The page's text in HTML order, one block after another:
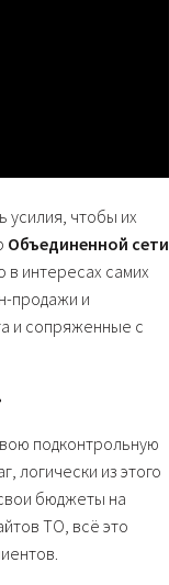
усилия, чтобы их
Объединенной сети
в интересах самих
продажи и
и сопряженные с
подконтрольную
логически из этого
бюджеты на
ТО, всё это